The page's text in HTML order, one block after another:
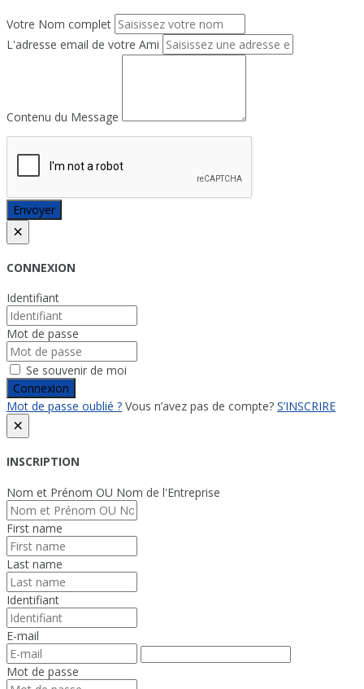
Votre Nom complet
L'adresse email de votre Ami
Contenu du Message
Envoyer
×
CONNEXION
Identifiant
Mot de passe
Se souvenir de moi
Connexion
Mot de passe oublié ? Vous n’avez pas de compte? S’INSCRIRE
×
INSCRIPTION
Nom et Prénom OU Nom de l'Entreprise
First name
Last name
Identifiant
E-mail
Mot de passe